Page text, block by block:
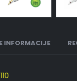
INFORMACIJE